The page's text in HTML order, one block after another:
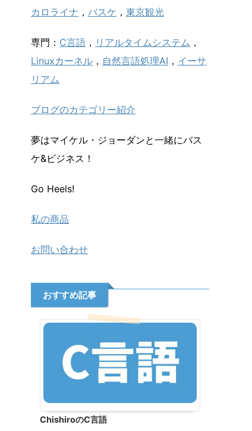
カロライナ ， バスケ ， 東京観光
専門： C言語 ， リアルタイムシステム ，
Linuxカーネル ， 自然言語処理AI ， イーサ
リアム
ブログのカテゴリー紹介
夢はマイケル・ジョーダンと一緒にバス
ケ&ビジネス！
Go Heels!
私の商品
お問い合わせ
おすすめ記事
ChishiroのC言語